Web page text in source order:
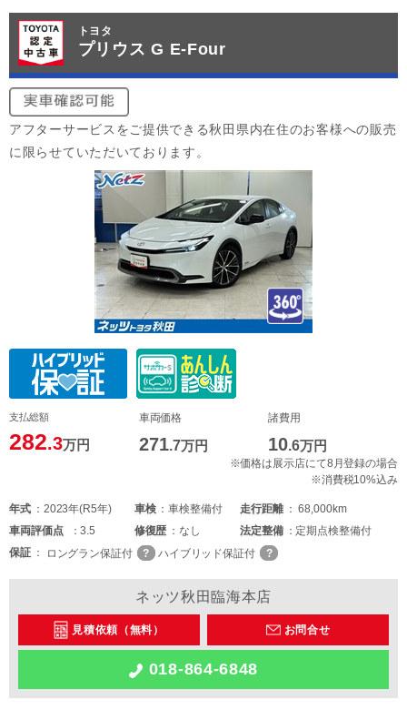
トヨタ
プリウス G E-Four
アフターサービスをご提供できる秋田県内在住のお客様への販売
に限らせていただいております。
支払総額
282.3万円
車両価格
271.7万円
諸費用
10.6万円
※価格は展示店にて8月登録の場合
※消費税10%込み
年式 2023年(R5年) 車検 車検整備付 走行距離
68,000km
車両評価点 3.5 修復歴 なし 法定整備
定期点検整備付
保証
ロングラン保証付 ハイブリッド保証付
ネッツ秋田臨海本店
見積依頼（無料） お問合せ
018-864-6848